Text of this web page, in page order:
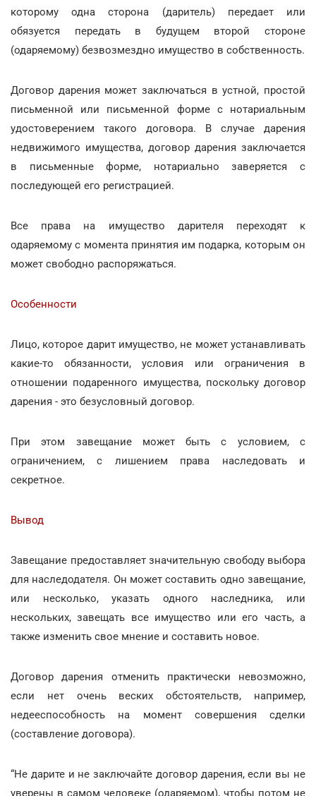
которому одна сторона (даритель) передает или
обязуется передать в будущем второй стороне
(одаряемому) безвозмездно имущество в собственность.
Договор дарения может заключаться в устной, простой
письменной или письменной форме с нотариальным
удостоверением такого договора. В случае дарения
недвижимого имущества, договор дарения заключается
в письменные форме, нотариально заверяется с
последующей его регистрацией.
Все права на имущество дарителя переходят к
одаряемому с момента принятия им подарка, которым он
может свободно распоряжаться.
Особенности
Лицо, которое дарит имущество, не может устанавливать
какие-то обязанности, условия или ограничения в
отношении подаренного имущества, поскольку договор
дарения - это безусловный договор.
При этом завещание может быть с условием, с
ограничением, с лишением права наследовать и
секретное.
Вывод
Завещание предоставляет значительную свободу выбора
для наследодателя. Он может составить одно завещание,
или несколько, указать одного наследника, или
нескольких, завещать все имущество или его часть, а
также изменить свое мнение и составить новое.
Договор дарения отменить практически невозможно,
если нет очень веских обстоятельств, например,
недееспособность на момент совершения сделки
(составление договора).
“Не дарите и не заключайте договор дарения, если вы не
уверены в самом человеке (одаряемом), чтобы потом не